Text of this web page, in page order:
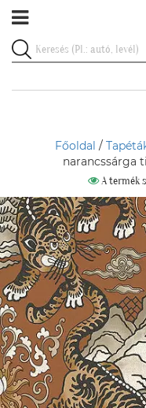
Főoldal /
narancssárga
A termék